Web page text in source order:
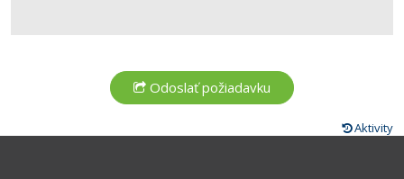
Aktivity